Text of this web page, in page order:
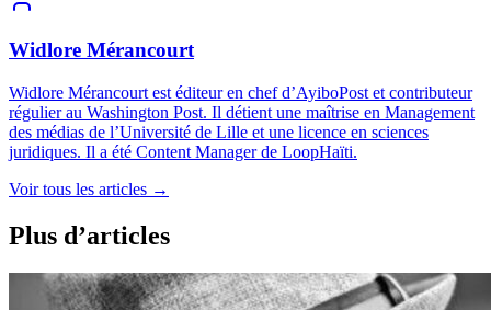
Widlore Mérancourt
Widlore Mérancourt est éditeur en chef d’AyiboPost et contributeur
régulier au Washington Post. Il détient une maîtrise en Management
des médias de l’Université de Lille et une licence en sciences
juridiques. Il a été Content Manager de LoopHaïti.
Voir tous les articles →
Plus d’articles